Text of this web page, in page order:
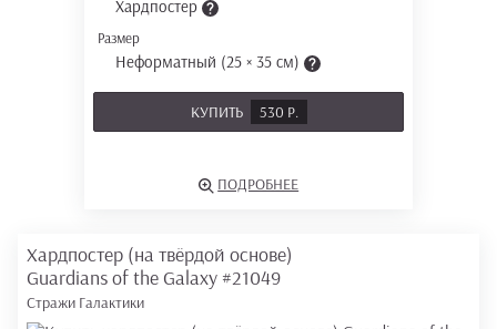
Хардпостер
Размер
Неформатный (25 × 35 см)
КУПИТЬ 530 Р.
ПОДРОБНЕЕ
Хардпостер (на твёрдой основе)
Guardians of the Galaxy #21049
Стражи Галактики